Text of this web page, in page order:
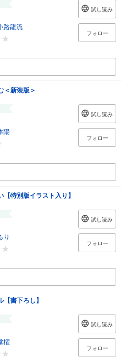
路龍流
試し読み
フォロー
＜新装版＞
陽
試し読み
フォロー
【特別版イラスト入り】
り
試し読み
フォロー
【書下ろし】
櫂
試し読み
フォロー